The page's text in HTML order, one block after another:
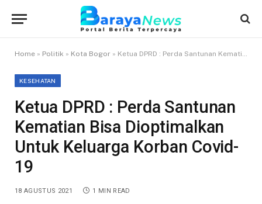
Home » Politik » Kota Bogor » Ketua DPRD : Perda Santunan Kematian Bisa Dioptimalkan Untuk Keluarga Korban Covid-19
KESEHATAN
Ketua DPRD : Perda Santunan
Kematian Bisa Dioptimalkan
Untuk Keluarga Korban Covid-
19
18 AGUSTUS 2021 1 MIN READ